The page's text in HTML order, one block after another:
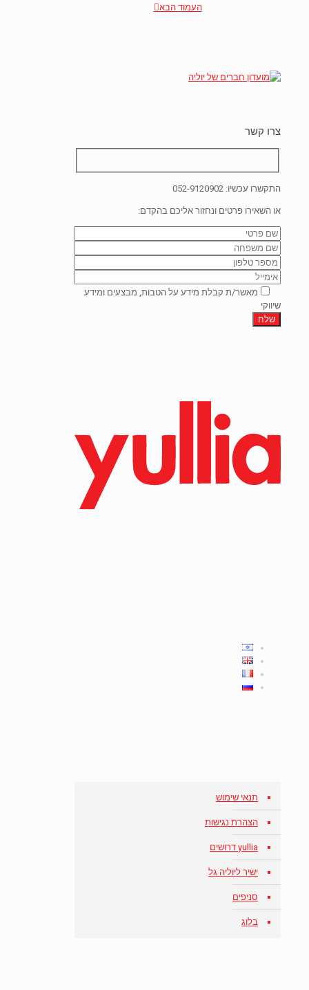
העמוד הבא
צרו קשר
התקשרו עכשיו: 052-9120902
או השאירו פרטים ונחזור אליכם בהקדם:
מאשר/ת קבלת מידע על הטבות, מבצעים ומידע
שיווקי
תנאי שימוש
הצהרת נגישות
yullia דרושים
ישיר ליוליה גל
סניפים
בלוג